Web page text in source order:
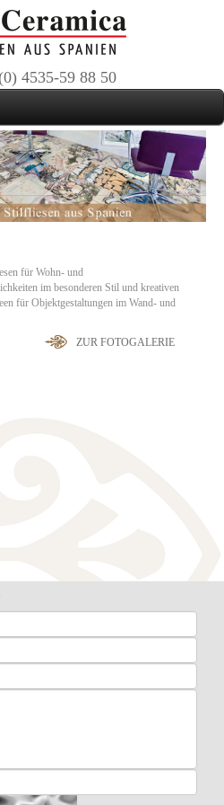
4535-59 88 50
für Wohn- und
im besonderen Stil und kreativen
für Objektgestaltungen im Wand- und
ZUR FOTOGALERIE